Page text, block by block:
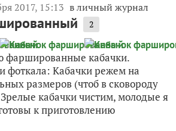
2017, 15:13 в личный журнал
2
фаршированные кабачки.
фоткала: Кабачки режем на
размеров (чтоб в сковороду
кабачки чистим, молодые я
к приготовлению